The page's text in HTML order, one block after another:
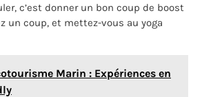
c’est donner un bon coup de boost
un coup, et mettez-vous au yoga
Marin : Expériences en